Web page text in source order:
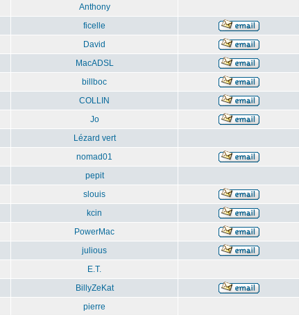
Anthony
ficelle
David
MacADSL
billboc
COLLIN
Jo
Lézard vert
nomad01
pepit
slouis
kcin
PowerMac
julious
E.T.
BillyZeKat
pierre